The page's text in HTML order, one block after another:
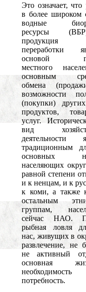
Это означает,
в более широком
водные
ресурсы
переработки
основой
местного
основным
обмена
возможности
(покупки)
продуктов,
услуг.
вид
деятельности
традиционным
основных
населяющих
равной степени
и к ненцам, и к
к коми, а также
остальным
группам,
сейчас НАО.
рыбная ловля
нас, живущих в
развлечение, не
не активный
основная
потребность.